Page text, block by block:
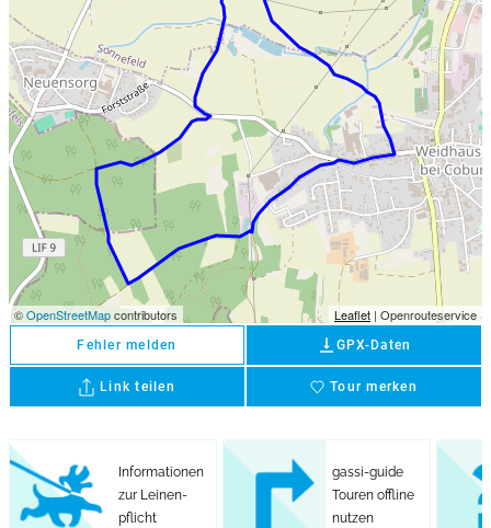
©OpenStreetMapcontributors Leaflet | Openrouteservice
Fehler melden vertical_align_bottom GPX-Daten
Link teilen favorite
Tour merken
Informationen
zur Leinen-
pflicht
gassi-guide
Touren offline
nutzen